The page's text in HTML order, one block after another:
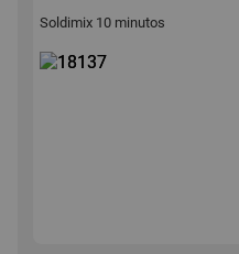
Soldimix 10 minutos